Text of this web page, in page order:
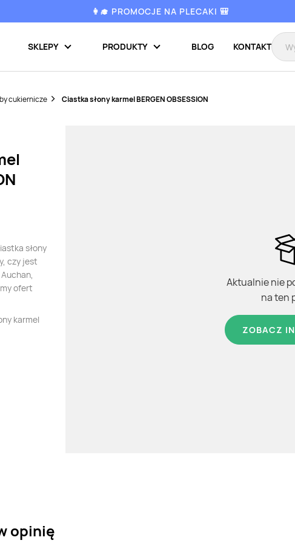
👩‍🎓 PROMOCJE NA PLECAKI 🎒
SKLEPY PRODUKTY BLOG KONTAKT
cukiernicze Ciastka słony karmel BERGEN OBSESSION
słony
czy jest
ofert
karmel
Aktualnie nie
na ten
ZOBACZ
opinię